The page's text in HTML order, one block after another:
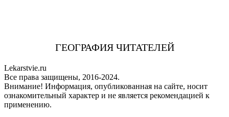
ГЕОГРАФИЯ ЧИТАТЕЛЕЙ
Lekarstvie.ru
Все права защищены, 2016-2024.
Внимание! Информация, опубликованная на сайте, носит
ознакомительный характер и не является рекомендацией к
применению.